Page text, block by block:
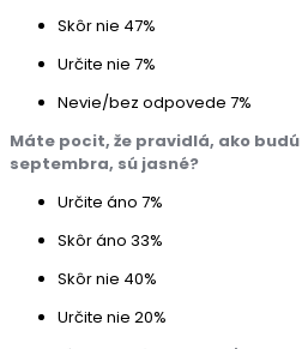
Skôr nie 47%
Určite nie 7%
Nevie/bez odpovede 7%
Máte pocit, že pravidlá, ako
septembra, sú jasné?
Určite áno 7%
Skôr áno 33%
Skôr nie 40%
Určite nie 20%